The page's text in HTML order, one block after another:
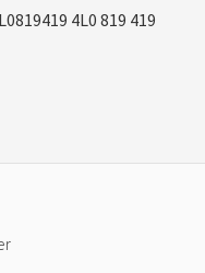
4L0 819 419